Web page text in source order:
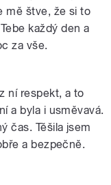
mě štve, že si to
každý den a
za vše.
ní respekt, a to
a byla i usměvavá.
čas. Těšila jsem
a bezpečně.